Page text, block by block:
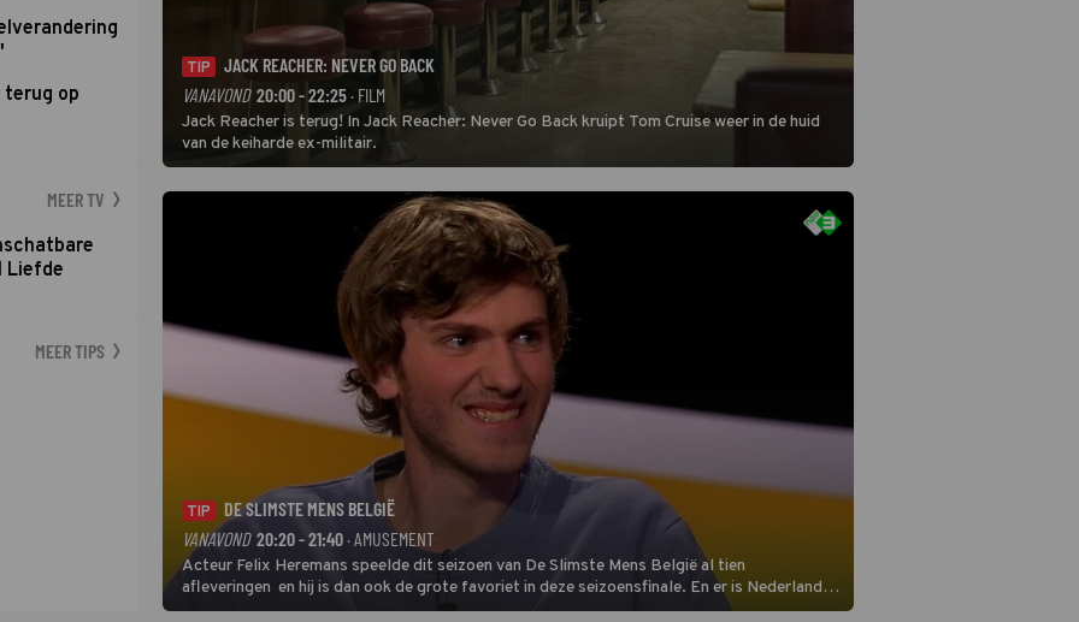
terug op
MEER TV
Liefde
MEER TIPS
TIP
JACK REACHER: NEVER GO BACK
VANAVOND 20:00 - 22:25· FILM
Jack Reacher is terug! In Jack Reacher: Never Go Back kruipt Tom Cruise weer in de huid
van de keiharde ex-militair.
TIP
DE SLIMSTE MENS BELGIË
VANAVOND 20:20 - 21:40 · AMUSEMENT
Acteur Felix Heremans speelde dit seizoen van De Slimste Mens België al tien
afleveringen en hij is dan ook de grote favoriet in deze seizoensfinale. En er is Nederlandse
inbreng, want komiek Soundos El Ahmadi neemt plaats aan de jurytafel.